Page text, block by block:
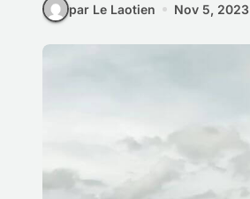
par Le Laotien Nov 5, 2023